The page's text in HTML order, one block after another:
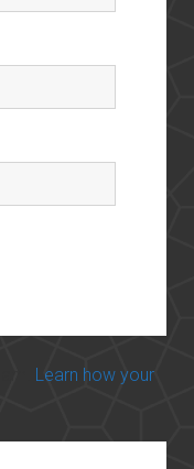
Learn how your